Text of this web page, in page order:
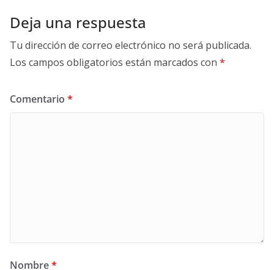
Deja una respuesta
Tu dirección de correo electrónico no será publicada.
Los campos obligatorios están marcados con *
Comentario *
Nombre*